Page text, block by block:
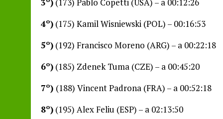
4º) (175) Kamil Wisniewski (POL) – 00:16:53
5º) (192) Francisco Moreno (ARG) – a 00:22:18
6º) (185) Zdenek Tuma (CZE) – a 00:45:20
7º) (188) Vincent Padrona (FRA) – a 00:52:18
8º) (195) Alex Feliu (ESP) – a 02:13:50